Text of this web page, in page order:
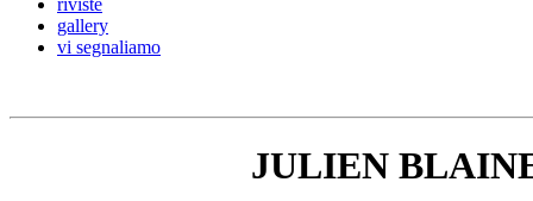
riviste
gallery
vi segnaliamo
JULIEN